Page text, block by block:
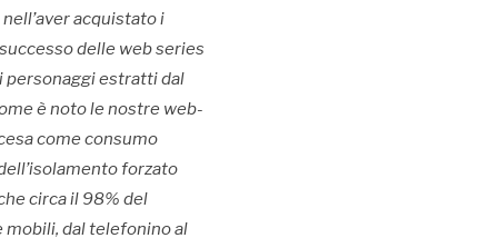
acquistato i
delle web series
personaggi estratti dal
è noto le nostre web-
come consumo
forzato
circa il 98% del
dal telefonino al